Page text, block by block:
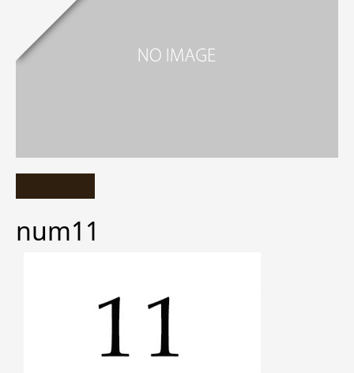
num11